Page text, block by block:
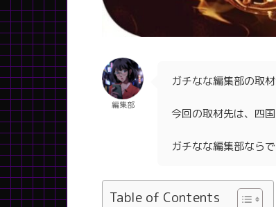
編集部
ガチなな編集部の取
今回の取材先は、四
ガチなな編集部なら
Table of Contents